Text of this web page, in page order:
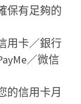
保有足夠的
用卡／銀行
／微信
的信用卡月